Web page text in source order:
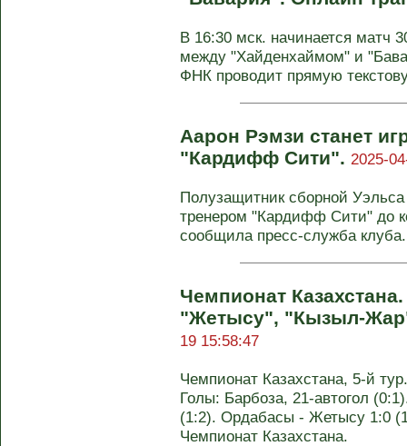
В 16:30 мск. начинается матч
между "Хайденхаймом" и
ФНК проводит прямую
Аарон Рэмзи станет
"Кардифф Сити". 2025-
Полузащитник сборной
тренером "Кардифф Сити" до
сообщила пресс-служба
Чемпионат
"Жетысу", "Кызыл-
19 15:58:47
Чемпионат Казахстана, 5-й
Голы: Барбоза, 21-автогол
(1:2). Ордабасы - Жетысу 1:0
Чемпионат Казахстана.